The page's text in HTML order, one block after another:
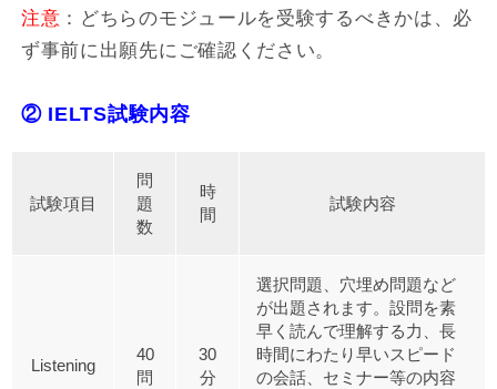
注意 ：どちらのモジュールを受験するべきかは、必
ず事前に出願先にご確認ください。
② IELTS試験内容
試験項目
問
題
数
時
間
試験内容
Listening
40
問
30
分
選択問題、穴埋め問題など
が出題されます。設問を素
早く読んで理解する力、長
時間にわたり早いスピード
の会話、セミナー等の内容